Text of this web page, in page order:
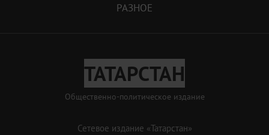
РАЗНОЕ
ТАТАРСТАН
Общественно-политическое издание
Сетевое издание «Татарстан»